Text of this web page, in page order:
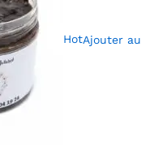
HotAjouter au